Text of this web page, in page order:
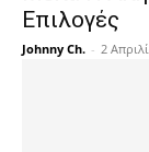
Επιλογές
Johnny Ch. - 2